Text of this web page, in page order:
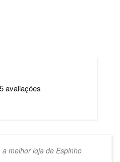
avaliações
a melhor loja de Espinho